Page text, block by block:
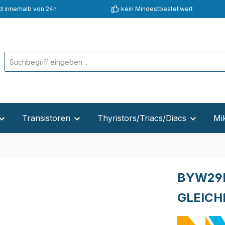
innerhalb von 24h kein Mindestbestellwert
Transistoren Thyristors/Triacs/Diacs